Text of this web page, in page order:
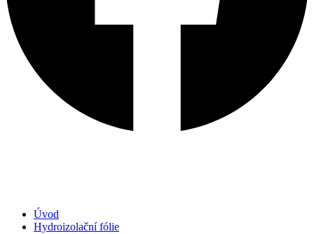
Úvod
Hydroizolační fólie